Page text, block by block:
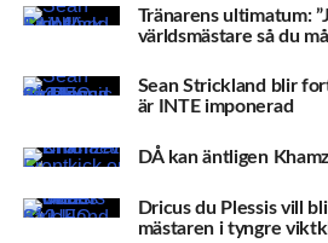
Tränarens ultimatum:
världsmästare så du
Sean Strickland blir
är INTE imponerad
DÅ kan äntligen
Dricus du Plessis vill
mästaren i tyngre